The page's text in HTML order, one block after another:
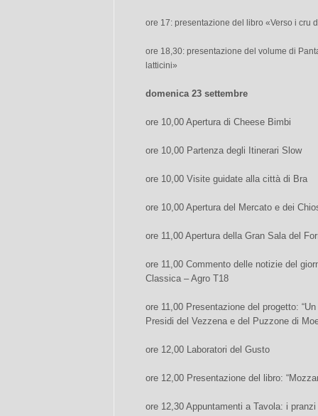
ore 17: presentazione del libro «Verso i cru
ore 18,30: presentazione del volume di
latticini»
domenica 23 settembre
ore 10,00 Apertura di Cheese Bimbi
ore 10,00 Partenza degli Itinerari Slow
ore 10,00 Visite guidate alla città di Bra
ore 10,00 Apertura del Mercato e dei
ore 11,00 Apertura della Gran Sala del
ore 11,00 Commento delle notizie del
Classica – Agro T18
ore 11,00 Presentazione del progetto:
Presidi del Vezzena e del Puzzone di
ore 12,00 Laboratori del Gusto
ore 12,00 Presentazione del libro:
ore 12,30 Appuntamenti a Tavola: i